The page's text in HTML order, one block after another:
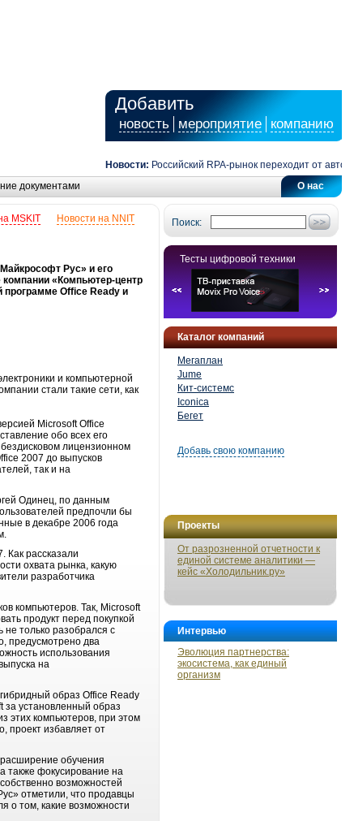
Добавить
новость мероприятие компанию
Новости: Российский RPA-рынок переходит от
О нас
документами
Поиск:
Тесты цифровой техники
Каталог компаний
Мегаплан
Jume
Кит-системс
Iconica
Бегет
Добавь свою компанию
Проекты
От разрозненной отчетности к
единой системе аналитики —
кейс «Холодильник.ру»
Интервью
Эволюция партнерства:
экосистема, как единый
организм
Новости на NNIT
MSKIT
Рус» и его
компании «Компьютер-центр
Office Ready и
и компьютерной
стали такие сети, как
Microsoft Office
обо всех его
лицензионном
2007 до выпусков
так и на
Одинец, по данным
предпочли бы
в декабре 2006 года
Как рассказали
охвата рынка, какую
разработчика
компьютеров. Так, Microsoft
продукт перед покупкой
не только разобрался с
предусмотрено два
использования
на
образ Office Ready
за установленный образ
этих компьютеров, при этом
проект избавляет от
обучения
также фокусирование на
возможностей
отметили, что продавцы
о том, какие возможности